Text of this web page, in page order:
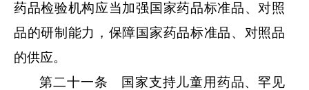
药品检验机构应当加强国家药品标准品、对照
品的研制能力，保障国家药品标准品、对照品
的供应。
第二十一条 国家支持儿童用药品、罕见